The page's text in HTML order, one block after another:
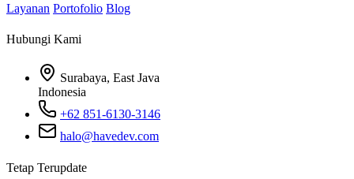
Layanan Portofolio Blog
Hubungi Kami
Surabaya, East Java
Indonesia
+62 851-6130-3146
halo@havedev.com
Tetap Terupdate